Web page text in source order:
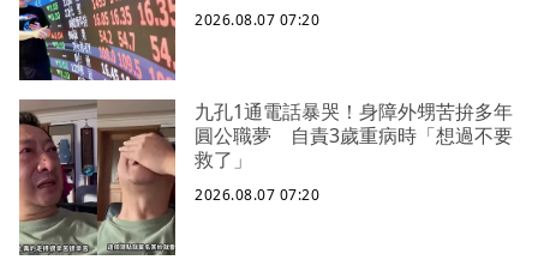
2026.08.07 07:20
九孔1通電話暴哭！身障外甥苦拚多年
圓公職夢 自責3歲重病時「想過不要
救了」
2026.08.07 07:20